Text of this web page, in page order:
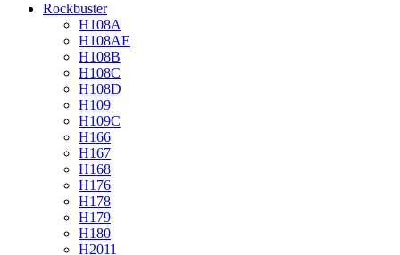
Rockbuster
H108A
H108AE
H108B
H108C
H108D
H109
H109C
H166
H167
H168
H176
H178
H179
H180
H2011